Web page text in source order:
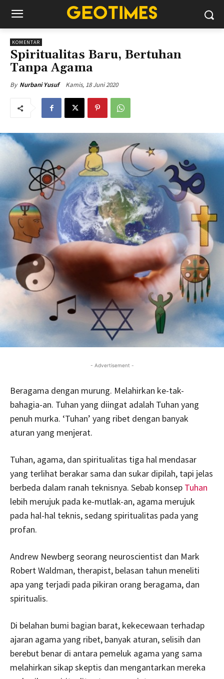
KOMENTAR
Spiritualitas Baru, Bertuhan
Tanpa Agama
By Nurbani Yusuf Kamis, 18 Juni 2020
- Advertisement -
Beragama dengan murung. Melahirkan ke-tak-
bahagia-an. Tuhan yang diingat adalah Tuhan yang
penuh murka. ‘Tuhan’ yang ribet dengan banyak
aturan yang menjerat.
Tuhan, agama, dan spiritualitas tiga hal mendasar
yang terlihat berakar sama dan sukar dipilah, tapi jelas
berbeda dalam ranah teknisnya. Sebab konsep Tuhan
lebih merujuk pada ke-mutlak-an, agama merujuk
pada hal-hal teknis, sedang spiritualitas pada yang
profan.
Andrew Newberg seorang neuroscientist dan Mark
Robert Waldman, therapist, belasan tahun meneliti
apa yang terjadi pada pikiran orang beragama, dan
spiritualis.
Di belahan bumi bagian barat, kekecewaan terhadap
ajaran agama yang ribet, banyak aturan, selisih dan
berebut benar di antara pemeluk agama yang sama
melahirkan sikap skeptis dan mengantarkan mereka